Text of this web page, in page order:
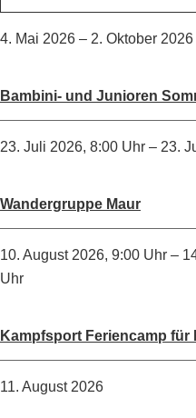
Bambini- und Junioren
4. Mai 2026 – 2. Oktober 2026
Wandergruppe Maur
23. Juli 2026, 8:00 Uhr – 23.
Kampfsport Feriencamp
10. August 2026, 9:00 Uhr –
Uhr
11. August 2026